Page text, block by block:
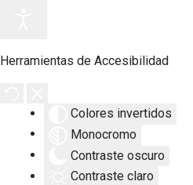
Herramientas de Accesibilidad
Colores invertidos
Monocromo
Contraste oscuro
Contraste claro